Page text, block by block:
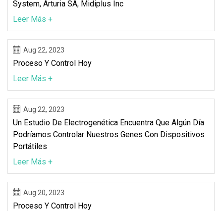
System, Arturia SA, Midiplus Inc
Leer Más +
Aug 22, 2023
Proceso Y Control Hoy
Leer Más +
Aug 22, 2023
Un Estudio De Electrogenética Encuentra Que Algún Día
Podríamos Controlar Nuestros Genes Con Dispositivos
Portátiles
Leer Más +
Aug 20, 2023
Proceso Y Control Hoy